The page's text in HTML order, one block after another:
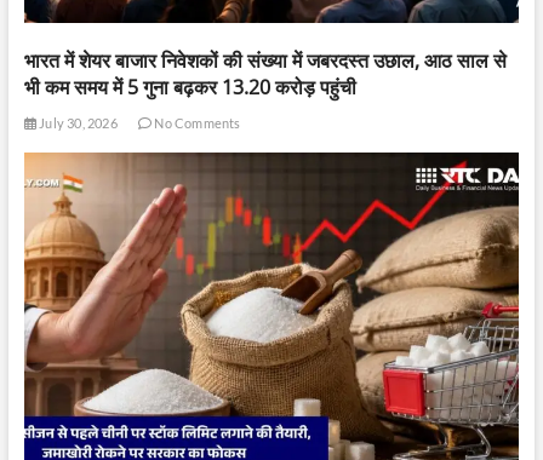
भारत में शेयर बाजार निवेशकों की संख्या में जबरदस्त उछाल, आठ साल से
भी कम समय में 5 गुना बढ़कर 13.20 करोड़ पहुंची
July 30, 2026 No Comments